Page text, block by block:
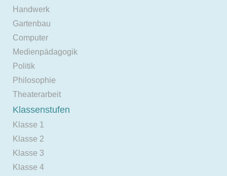
Handwerk
Gartenbau
Computer
Medienpädagogik
Politik
Philosophie
Theaterarbeit
Klassenstufen
Klasse 1
Klasse 2
Klasse 3
Klasse 4